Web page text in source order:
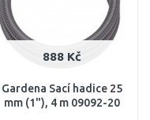
888 Kč
Gardena Sací hadice 25
mm (1"), 4 m 09092-20